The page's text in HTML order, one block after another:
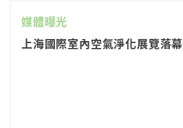
媒體曝光
上海國際室內空氣淨化展覽落幕